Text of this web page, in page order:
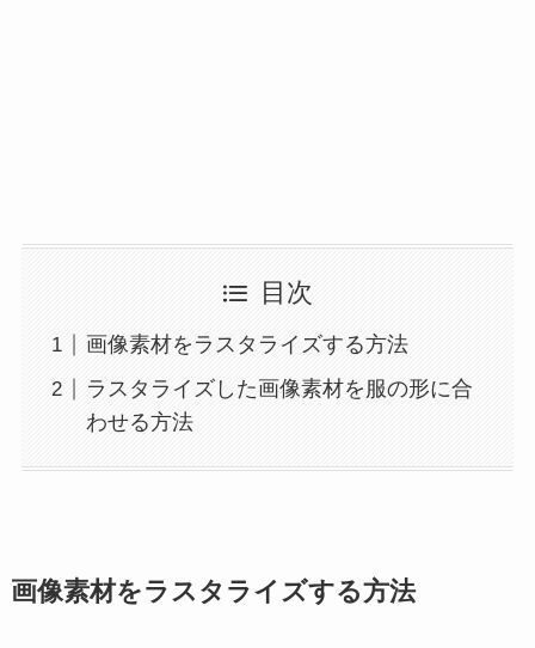
目次
画像素材をラスタライズする方法
ラスタライズした画像素材を服の形に合
わせる方法
画像素材をラスタライズする方法